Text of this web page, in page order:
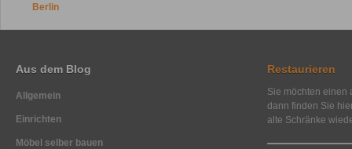
Berlin
Aus dem Blog
Allgemein
Einrichten
Möbel selber bauen
Restaurieren
Sie möchten einen
dann finden Sie
alte Schränke